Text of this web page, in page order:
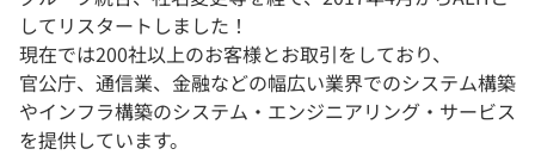
法人向けプラン
学校向けプラン
してリスタートしました！
現在では200社以上のお客様とお取引をしており、
官公庁、通信業、金融などの幅広い業界でのシステム構築
やインフラ構築のシステム・エンジニアリング・サービス
を提供しています。